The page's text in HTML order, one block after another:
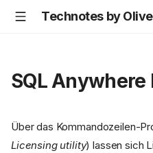
Technotes by
SQL
Über das Kommandozeilen-
Licensing utility) lassen sich